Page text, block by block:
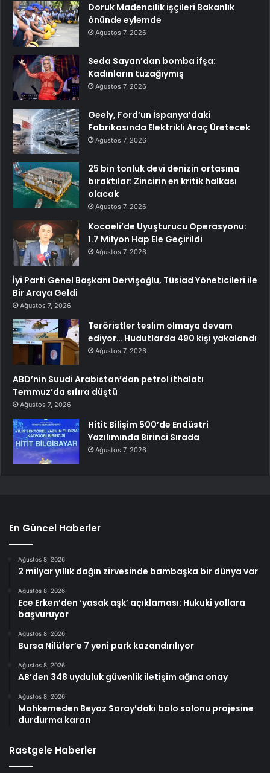
Doruk Madencilik işçileri Bakanlık
önünde eylemde
Ağustos 7, 2026
Seda Sayan’dan bomba ifşa:
Kadınların tuzağıymış
Ağustos 7, 2026
Geely, Ford’un İspanya’daki
Fabrikasında Elektrikli Araç Üretecek
Ağustos 7, 2026
25 bin tonluk devi denizin ortasına
bıraktılar: Zincirin en kritik halkası
olacak
Ağustos 7, 2026
Kocaeli’de Uyuşturucu Operasyonu:
1.7 Milyon Hap Ele Geçirildi
Ağustos 7, 2026
İyi Parti Genel Başkanı Dervişoğlu, Tüsiad Yöneticileri ile
Bir Araya Geldi
Ağustos 7, 2026
Teröristler teslim olmaya devam
ediyor… Hudutlarda 490 kişi yakalandı
Ağustos 7, 2026
ABD’nin Suudi Arabistan’dan petrol ithalatı
Temmuz’da sıfıra düştü
Ağustos 7, 2026
Hitit Bilişim 500’de Endüstri
Yazılımında Birinci Sırada
Ağustos 7, 2026
En Güncel Haberler
Ağustos 8, 2026
2 milyar yıllık dağın zirvesinde bambaşka bir dünya var
Ağustos 8, 2026
Ece Erken’den ‘yasak aşk’ açıklaması: Hukuki yollara
başvuruyor
Ağustos 8, 2026
Bursa Nilüfer’e 7 yeni park kazandırılıyor
Ağustos 8, 2026
AB’den 348 uyduluk güvenlik iletişim ağına onay
Ağustos 8, 2026
Mahkemeden Beyaz Saray’daki balo salonu projesine
durdurma kararı
Rastgele Haberler